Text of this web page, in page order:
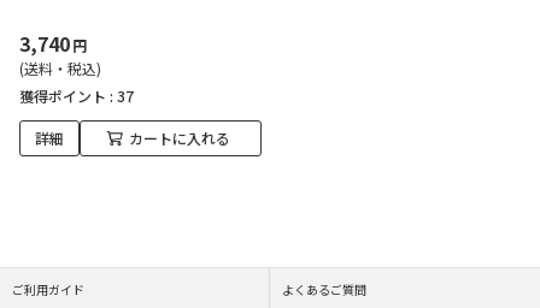
3,740円
(送料・税込)
獲得ポイント : 37
詳細 カートに入れる
ご利用ガイド よくあるご質問